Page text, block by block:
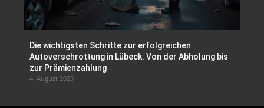
Die wichtigsten Schritte zur erfolgreichen
Autoverschrottung in Lübeck: Von der Abholung bis
zur Prämienzahlung
4. August 2025